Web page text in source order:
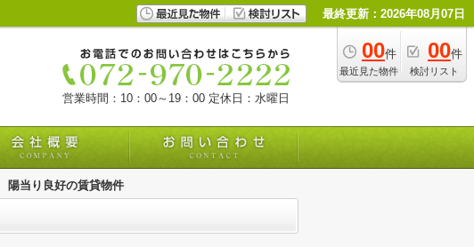
最終更新：2026年08月07日
00件
最近見た物件
00件
検討リスト
営業時間：10：00～19：00 定休日：水曜日
陽当り良好の賃貸物件